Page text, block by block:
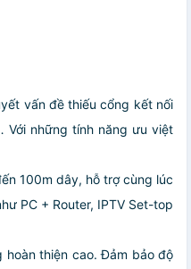
vấn đề thiếu cổng kết nối
Với những tính năng ưu việt
100m dây, hỗ trợ cùng lúc
PC + Router, IPTV Set-top
hoàn thiện cao. Đảm bảo độ